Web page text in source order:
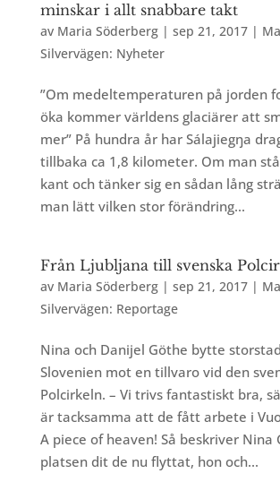
minskar i allt snabbare takt
av Maria Söderberg| sep 21, 2017|
Silvervägen: Nyheter
”Om medeltemperaturen på jorden
öka kommer världens glaciärer att
mer” På hundra år har Sálajiegŋa
tillbaka ca 1,8 kilometer. Om man
kant och tänker sig en sådan lång
man lätt vilken stor förändring...
Från Ljubljana till svenska
av Maria Söderberg| sep 21, 2017|
Silvervägen: Reportage
Nina och Danijel Göthe bytte
Slovenien mot en tillvaro vid den
Polcirkeln. – Vi trivs fantastiskt bra,
är tacksamma att de fått arbete i
A piece of heaven! Så beskriver Nina
platsen dit de nu flyttat, hon och...